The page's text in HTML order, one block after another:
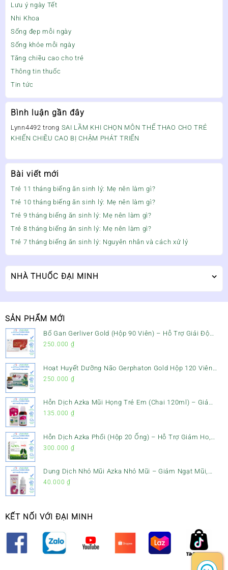
Lưu ý ngày Tết
Nhi Khoa
Sống đẹp mỗi ngày
Sống khỏe mỗi ngày
Tăng chiều cao cho trẻ
Thông tin thuốc
Tin tức
Bình luận gần đây
Lynn4492 trong SAI LẦM KHI CHỌN MÔN THỂ THAO CHO TRẺ
KHIẾN CHIỀU CAO BỊ CHẬM PHÁT TRIỂN
Bài viết mới
Trẻ 11 tháng biếng ăn sinh lý: Mẹ nên làm gì?
Trẻ 10 tháng biếng ăn sinh lý: Mẹ nên làm gì?
Trẻ 9 tháng biếng ăn sinh lý: Mẹ nên làm gì?
Trẻ 8 tháng biếng ăn sinh lý: Mẹ nên làm gì?
Trẻ 7 tháng biếng ăn sinh lý: Nguyên nhân và cách xử lý
NHÀ THUỐC ĐẠI MINH
SẢN PHẨM MỚI
Bổ Gan Gerliver Gold (Hộp 90 Viên) – Hỗ Trợ Giải Độc
Gan, Mát Gan & Bảo Vệ Gan
250.000 ₫
Hoạt Huyết Dưỡng Não Gerphaton Gold Hộp 120 Viên
– Giảm Đau Đầu, Hoa Mắt, Chóng Mặt & Rối Loạn Tiền
250.000 ₫
Hỗn Dịch Azka Mũi Họng Trẻ Em (Chai 120ml) – Giảm
Ho, Tiêu Đờm & Đau Rát Họng
135.000 ₫
Hỗn Dịch Azka Phổi (Hộp 20 Ống) – Hỗ Trợ Giảm Ho,
Tiêu Đờm & Bổ Phổi
300.000 ₫
Dung Dịch Nhỏ Mũi Azka Nhỏ Mũi – Giảm Ngạt Mũi,
Sổ Mũi Cho Trẻ Sơ Sinh
40.000 ₫
KẾT NỐI VỚI ĐẠI MINH